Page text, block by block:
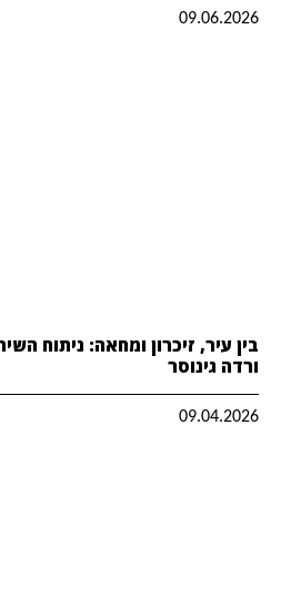
09.06.2026
בין עיר, זיכרון ומחאה: ניתוח
ורדה גינוסר
09.04.2026